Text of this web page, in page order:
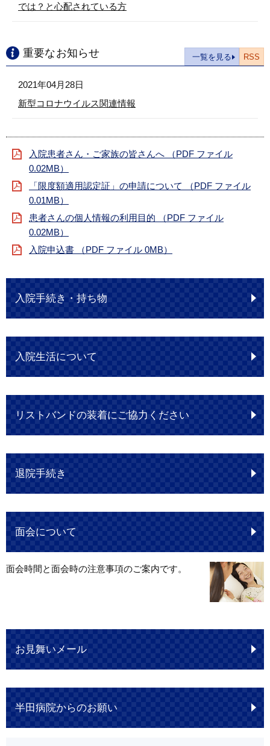
では？と心配されている方
重要なお知らせ 一覧を見る RSS
2021年04月28日
新型コロナウイルス関連情報
入院患者さん・ご家族の皆さんへ （PDF ファイル
0.02MB）
「限度額適用認定証」の申請について （PDF ファイル
0.01MB）
患者さんの個人情報の利用目的 （PDF ファイル
0.02MB）
入院申込書 （PDF ファイル 0MB）
入院手続き・持ち物
入院生活について
リストバンドの装着にご協力ください
退院手続き
面会について
面会時間と面会時の注意事項のご案内です。
お見舞いメール
半田病院からのお願い